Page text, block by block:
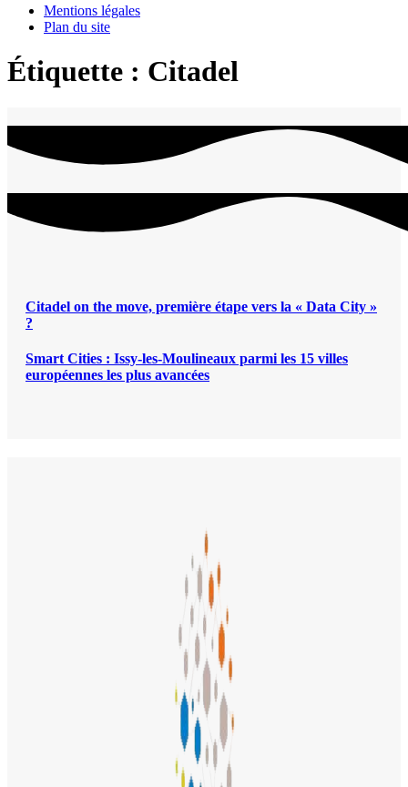
Mentions légales
Plan du site
Étiquette : Citadel
Citadel on the move, première étape vers la « Data City »
?
Smart Cities : Issy-les-Moulineaux parmi les 15 villes
européennes les plus avancées